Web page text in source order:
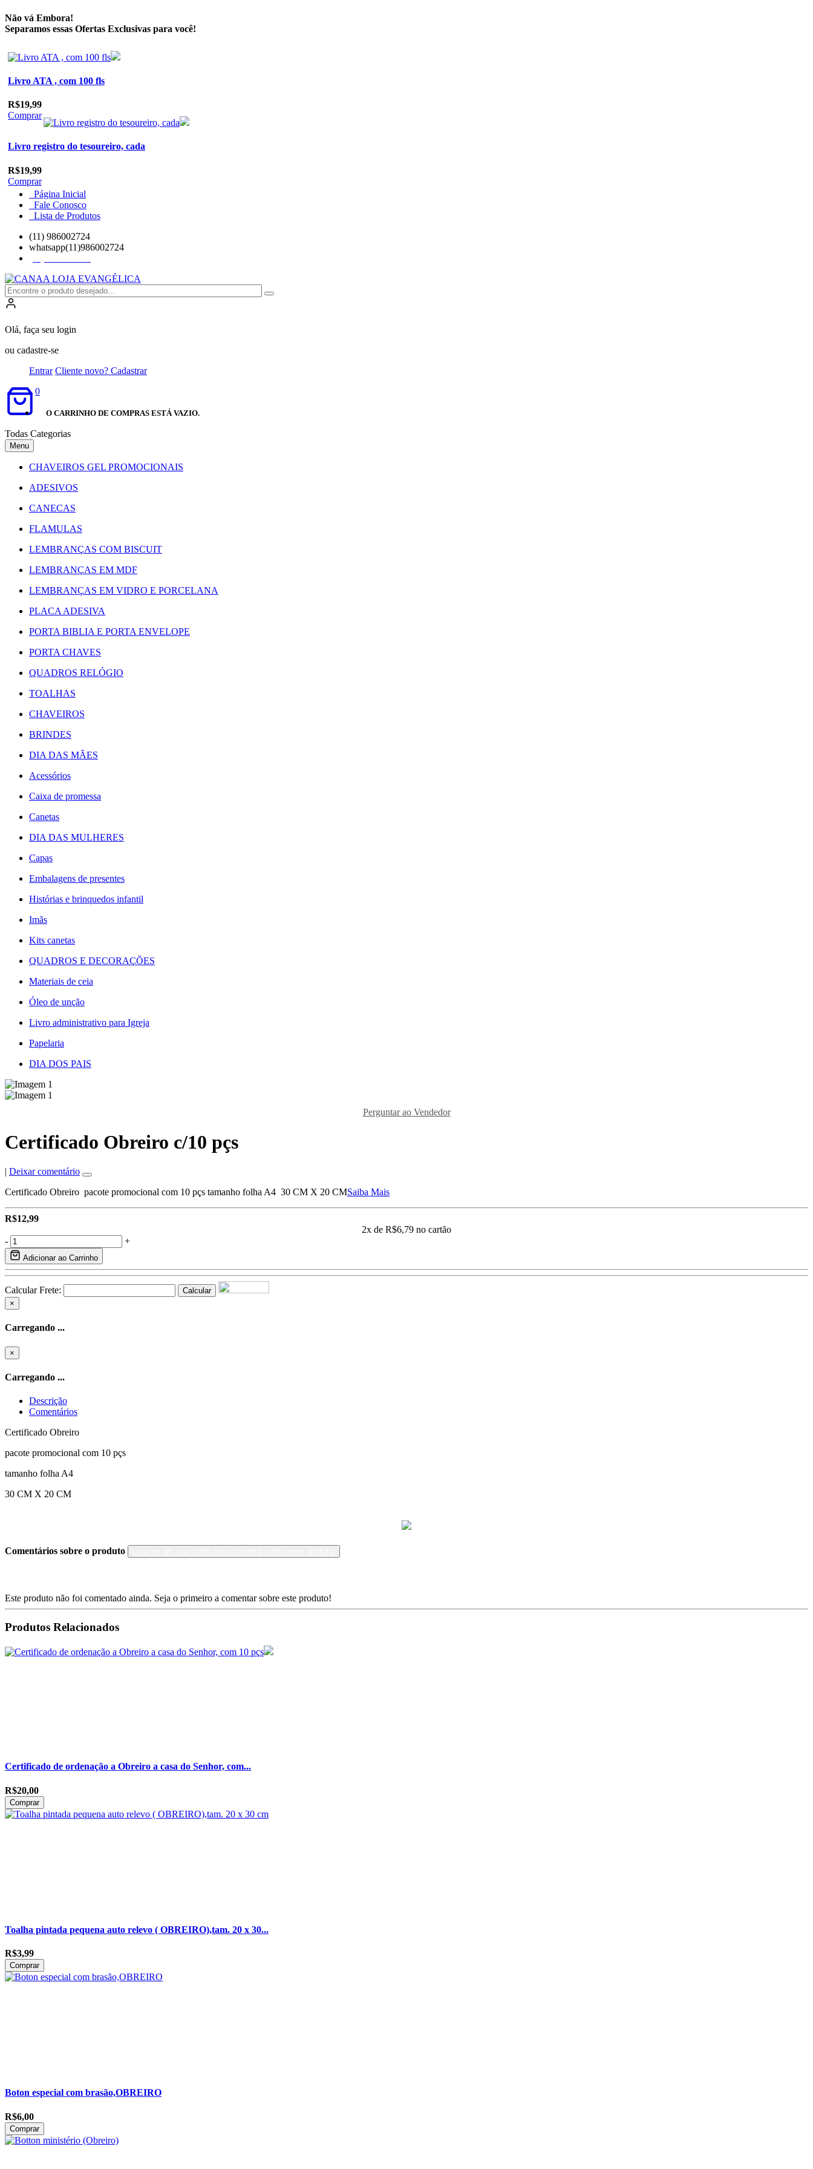
Não vá Embora!
Separamos essas Ofertas Exclusivas para você!
Livro ATA , com 100 fls
R$19,99
Comprar
Livro registro do tesoureiro, cada
R$19,99
Comprar
Página Inicial
Fale Conosco
Lista de Produtos
(11) 986002724
whatsapp(11)986002724
Olá, faça seu login
ou cadastre-se
Entrar Cliente novo? Cadastrar
0
O CARRINHO DE COMPRAS ESTÁ VAZIO.
Todas Categorias
Menu
CHAVEIROS GEL PROMOCIONAIS
ADESIVOS
CANECAS
FLAMULAS
LEMBRANÇAS COM BISCUIT
LEMBRANÇAS EM MDF
LEMBRANÇAS EM VIDRO E PORCELANA
PLACA ADESIVA
PORTA BIBLIA E PORTA ENVELOPE
PORTA CHAVES
QUADROS RELÓGIO
TOALHAS
CHAVEIROS
BRINDES
DIA DAS MÃES
Acessórios
Caixa de promessa
Canetas
DIA DAS MULHERES
Capas
Embalagens de presentes
Histórias e brinquedos infantil
Imãs
Kits canetas
QUADROS E DECORAÇÕES
Materiais de ceia
Óleo de unção
Livro administrativo para Igreja
Papelaria
DIA DOS PAIS
Perguntar ao Vendedor
Certificado Obreiro c/10 pçs
| Deixar comentário
Certificado Obreiro pacote promocional com 10 pçs tamanho folha A4 30 CM X 20 CMSaiba Mais
R$12,99
2x de R$6,79 no cartão
-
+
Adicionar ao Carrinho
Calcular Frete:
Calcular
×
Carregando ...
×
Carregando ...
Descrição
Comentários
Certificado Obreiro
pacote promocional com 10 pçs
tamanho folha A4
30 CM X 20 CM
Comentários sobre o produto
Este produto não foi comentado ainda. Seja o primeiro a comentar sobre este produto!
Produtos Relacionados
Certificado de ordenação a Obreiro a casa do Senhor, com...
R$20,00
Comprar
Toalha pintada pequena auto relevo ( OBREIRO),tam. 20 x 30...
R$3,99
Comprar
Boton especial com brasão,OBREIRO
R$6,00
Comprar